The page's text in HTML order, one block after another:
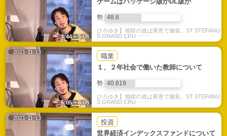
勢 48.6
ひろゆき】地獄の道は善意で舗装。ST STEFANU
S GRAND CRU ⋯⋯
3:44 ~ 5:05
2021-11-13
職業
１、２年社会で働いた教師について
勢 40.819
ひろゆき】地獄の道は善意で舗装。ST STEFANU
S GRAND CRU ⋯⋯
5:05 ~ 6:05
2021-11-13
投資
世界経済インデックスファンドについて